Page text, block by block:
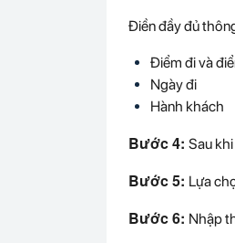
Điền đầy đủ
Điểm đi và
Ngày đi
Hành khách
Bước 4: Sau
Bước 5: Lựa
Bước 6: Nhập